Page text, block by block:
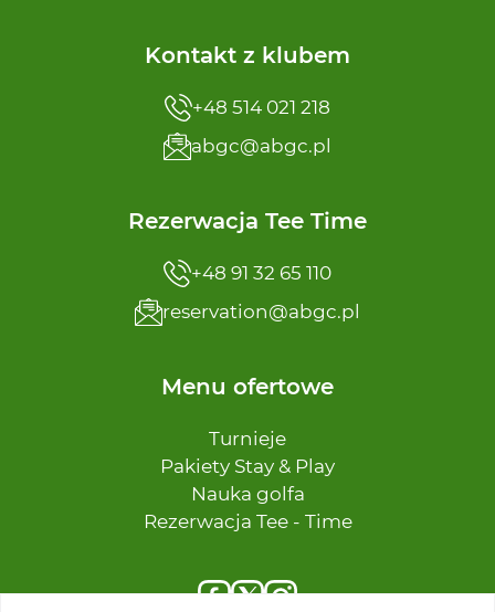
Kontakt z klubem
+48 514 021 218
abgc@abgc.pl
Rezerwacja Tee Time
+48 91 32 65 110
reservation@abgc.pl
Menu ofertowe
Turnieje
Pakiety Stay & Play
Nauka golfa
Rezerwacja Tee - Time